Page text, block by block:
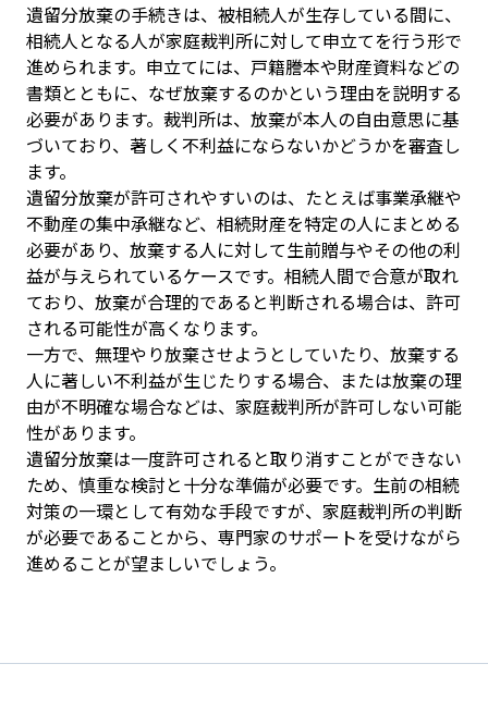
遺留分放棄の手続きは、被相続人が生存している間に、
相続人となる人が家庭裁判所に対して申立てを行う形で
進められます。申立てには、戸籍謄本や財産資料などの
書類とともに、なぜ放棄するのかという理由を説明する
必要があります。裁判所は、放棄が本人の自由意思に基
づいており、著しく不利益にならないかどうかを審査し
ます。
遺留分放棄が許可されやすいのは、たとえば事業承継や
不動産の集中承継など、相続財産を特定の人にまとめる
必要があり、放棄する人に対して生前贈与やその他の利
益が与えられているケースです。相続人間で合意が取れ
ており、放棄が合理的であると判断される場合は、許可
される可能性が高くなります。
一方で、無理やり放棄させようとしていたり、放棄する
人に著しい不利益が生じたりする場合、または放棄の理
由が不明確な場合などは、家庭裁判所が許可しない可能
性があります。
遺留分放棄は一度許可されると取り消すことができない
ため、慎重な検討と十分な準備が必要です。生前の相続
対策の一環として有効な手段ですが、家庭裁判所の判断
が必要であることから、専門家のサポートを受けながら
進めることが望ましいでしょう。